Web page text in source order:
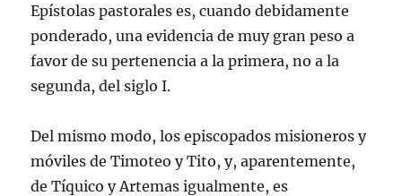
Epístolas pastorales es, cuando debidamente
ponderado, una evidencia de muy gran peso a
favor de su pertenencia a la primera, no a la
segunda, del siglo I.
Del mismo modo, los episcopados misioneros y
móviles de Timoteo y Tito, y, aparentemente,
de Tíquico y Artemas igualmente, es